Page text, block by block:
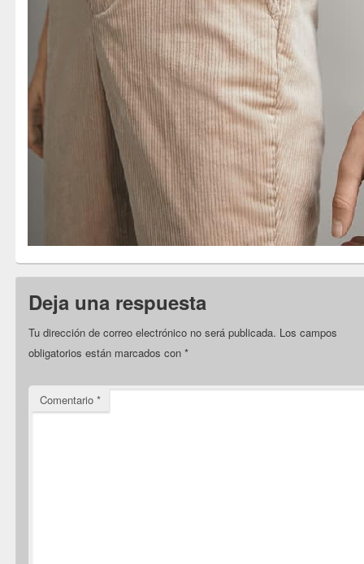
Deja una respuesta
Tu dirección de correo electrónico no será publicada. Los campos
obligatorios están marcados con*
Comentario*